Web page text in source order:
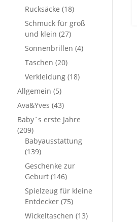
Rucksäcke (18)
Schmuck für groß
und klein (27)
Sonnenbrillen (4)
Taschen (20)
Verkleidung (18)
Allgemein (5)
Ava&Yves (43)
Baby´s erste Jahre
(209)
Babyausstattung
(139)
Geschenke zur
Geburt (146)
Spielzeug für kleine
Entdecker (75)
Wickeltaschen (13)